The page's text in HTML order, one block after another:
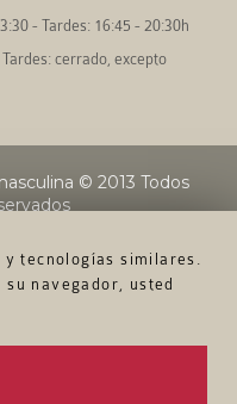
y tecnologías similares.
navegador, usted
- Tardes: 16:45 - 20:30h
cerrado, excepto
© 2013 Todos